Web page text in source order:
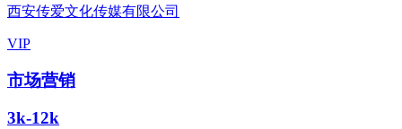
西安传爱文化传媒有限公司
VIP
市场营销
3k-12k